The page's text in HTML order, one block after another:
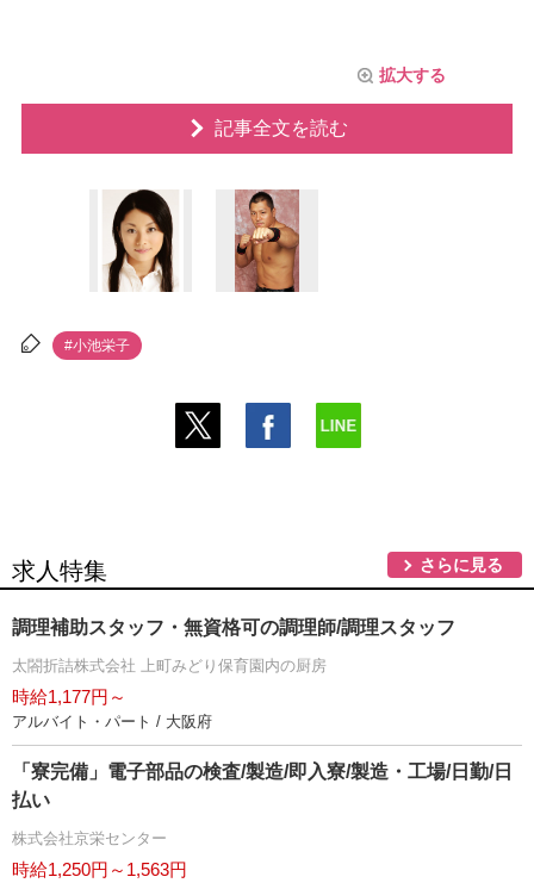
拡大する
記事全文を読む
#小池栄子
求人特集 さらに見る
調理補助スタッフ・無資格可の調理師/調理スタッフ
太閤折詰株式会社 上町みどり保育園内の厨房
時給1,177円～
アルバイト・パート / 大阪府
「寮完備」電子部品の検査/製造/即入寮/製造・工場/日勤/日
払い
株式会社京栄センター
時給1,250円～1,563円